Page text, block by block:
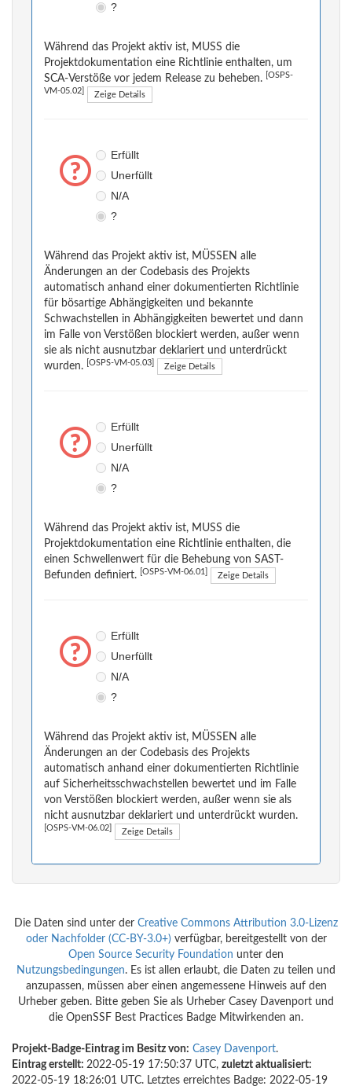
?
Während das Projekt aktiv ist, MUSS die
Projektdokumentation eine Richtlinie enthalten, um
SCA-Verstöße vor jedem Release zu beheben.
[OSPS-
VM-05.02] Zeige Details
Erfüllt
Unerfüllt
N/A
?
Während das Projekt aktiv ist, MÜSSEN alle
Änderungen an der Codebasis des Projekts
automatisch anhand einer dokumentierten Richtlinie
für bösartige Abhängigkeiten und bekannte
Schwachstellen in Abhängigkeiten bewertet und dann
im Falle von Verstößen blockiert werden, außer wenn
sie als nicht ausnutzbar deklariert und unterdrückt
wurden.
[OSPS-VM-05.03] Zeige Details
Erfüllt
Unerfüllt
N/A
?
Während das Projekt aktiv ist, MUSS die
Projektdokumentation eine Richtlinie enthalten, die
einen Schwellenwert für die Behebung von SAST-
Befunden definiert.
[OSPS-VM-06.01] Zeige Details
Erfüllt
Unerfüllt
N/A
?
Während das Projekt aktiv ist, MÜSSEN alle
Änderungen an der Codebasis des Projekts
automatisch anhand einer dokumentierten Richtlinie
auf Sicherheitsschwachstellen bewertet und im Falle
von Verstößen blockiert werden, außer wenn sie als
nicht ausnutzbar deklariert und unterdrückt wurden.
[OSPS-VM-06.02] Zeige Details
Die Daten sind unter der Creative Commons Attribution 3.0-Lizenz
oder Nachfolder (CC-BY-3.0+) verfügbar, bereitgestellt von der
Open Source Security Foundation unter den
Nutzungsbedingungen. Es ist allen erlaubt, die Daten zu teilen und
anzupassen, müssen aber einen angemessene Hinweis auf den
Urheber geben. Bitte geben Sie als Urheber Casey Davenport und
die OpenSSF Best Practices Badge Mitwirkenden an.
Projekt-Badge-Eintrag im Besitz von: Casey Davenport.
Eintrag erstellt: 2022-05-19 17:50:37 UTC, zuletzt aktualisiert:
2022-05-19 18:26:01 UTC. Letztes erreichtes Badge: 2022-05-19